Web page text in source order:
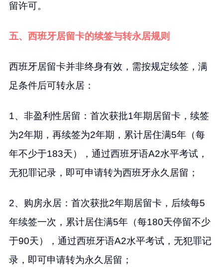
留许可。
五、西班牙居留卡的续签与转永居规则
西班牙居留卡并非终身有效，需按规定续签，满
足条件后可转永居：
1、非盈利性居留：首次获批1年期居留卡，续签
为2年期，再续签为2年期，累计居住满5年（每
年不少于183天），通过西班牙语A2水平考试，
无犯罪记录，即可申请转为西班牙永久居留；
2、购房永居：首次获批2年期居留卡，后续每5
年续签一次，累计居住满5年（每180天停留不少
于90天），通过西班牙语A2水平考试，无犯罪记
录，即可申请转为永久居留；